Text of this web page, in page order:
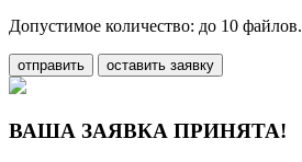
Допустимое количество: до 10 файлов.
отправить оставить заявку
ВАША ЗАЯВКА ПРИНЯТА!